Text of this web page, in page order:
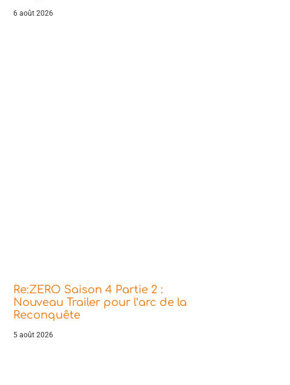
6 août 2026
Re:ZERO Saison 4 Partie 2 :
Nouveau Trailer pour l’arc de la
Reconquête
5 août 2026